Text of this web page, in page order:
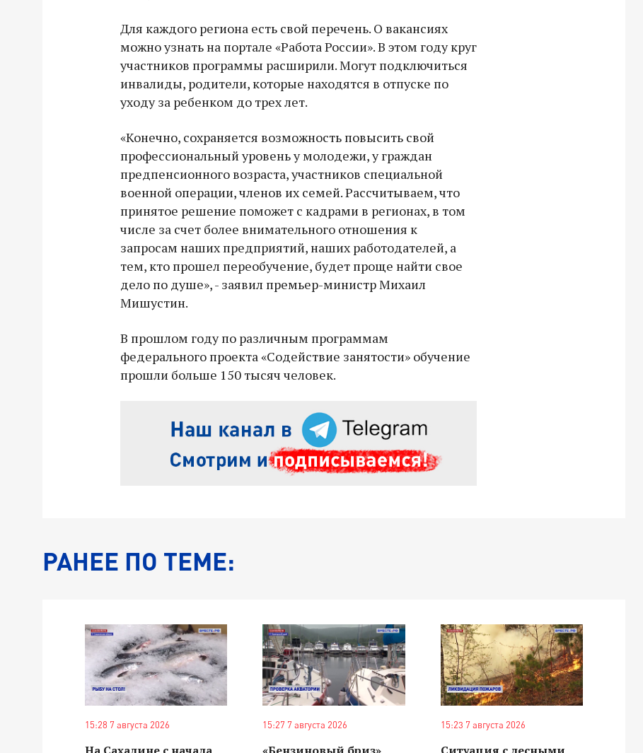
Для каждого региона есть свой перечень. О вакансиях
можно узнать на портале «Работа России». В этом году круг
участников программы расширили. Могут подключиться
инвалиды, родители, которые находятся в отпуске по
уходу за ребенком до трех лет.
«Конечно, сохраняется возможность повысить свой
профессиональный уровень у молодежи, у граждан
предпенсионного возраста, участников специальной
военной операции, членов их семей. Рассчитываем, что
принятое решение поможет с кадрами в регионах, в том
числе за счет более внимательного отношения к
запросам наших предприятий, наших работодателей, а
тем, кто прошел переобучение, будет проще найти свое
дело по душе», - заявил премьер-министр Михаил
Мишустин.
В прошлом году по различным программам
федерального проекта «Содействие занятости» обучение
прошли больше 150 тысяч человек.
РАНЕЕ ПО ТЕМЕ:
15:28 7 августа 2026 15:27 7 августа 2026 15:23 7 августа 2026
Владимир Якушев передал бойцам
СВО дроны и технику связи
для бойцов СВО с самого начала
спецоперации.